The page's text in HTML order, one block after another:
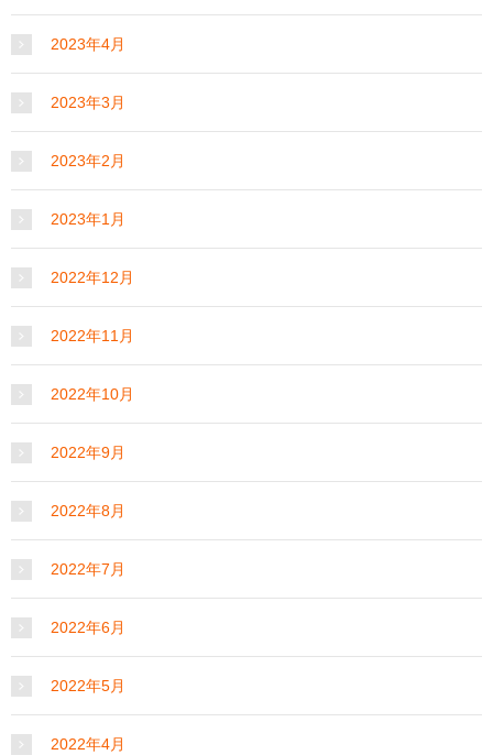
2023年4月
2023年3月
2023年2月
2023年1月
2022年12月
2022年11月
2022年10月
2022年9月
2022年8月
2022年7月
2022年6月
2022年5月
2022年4月